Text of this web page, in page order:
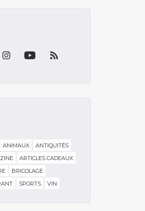
ANIMAUX
ANTIQUITÉS
ARTICLES CADEAUX
BRICOLAGE
SPORTS VIN